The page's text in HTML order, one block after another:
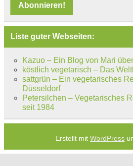
Liste guter Webseiten:
Kazuo – Ein Blog von Mari
köstlich vegetarisch – Das
sattgrün – Ein vegetarisches
Düsseldorf
Petersilchen – Vegetarisches
seit 1984
Erstellt mit WordPress